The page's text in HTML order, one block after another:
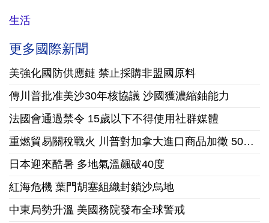
生活
更多國際新聞
美強化國防供應鏈 禁止採購非盟國原料
傳川普批准美沙30年核協議 沙國獲濃縮鈾能力
法國會通過禁令 15歲以下不得使用社群媒體
重燃貿易關稅戰火 川普對加拿大進口商品加徵 50% 懲罰性關稅
日本迎來酷暑 多地氣溫飆破40度
紅海危機 葉門胡塞組織封鎖沙烏地
中東局勢升溫 美國務院發布全球警戒